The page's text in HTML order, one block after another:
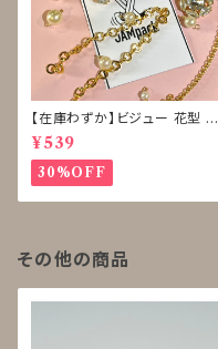
【在庫わずか】ビジュー 花型 ボ
タン 再販なし
¥539
30%OFF
その他の商品